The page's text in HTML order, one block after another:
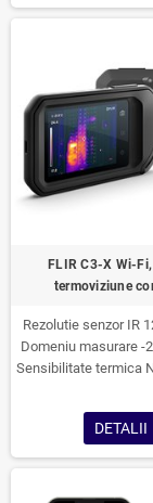
FLIR C3-X Wi-
termoviziune
Rezolutie senzor IR
Domeniu masurare -
Sensibilitate termica
DETALII